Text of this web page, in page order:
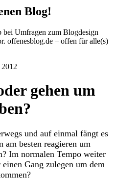
Blog!
bei Umfragen zum Blogdesign
offenesblog.de – offen für alle(s)
gehen um
und auf einmal fängt es
am besten reagieren um
Im normalen Tempo weiter
Gang zulegen um dem